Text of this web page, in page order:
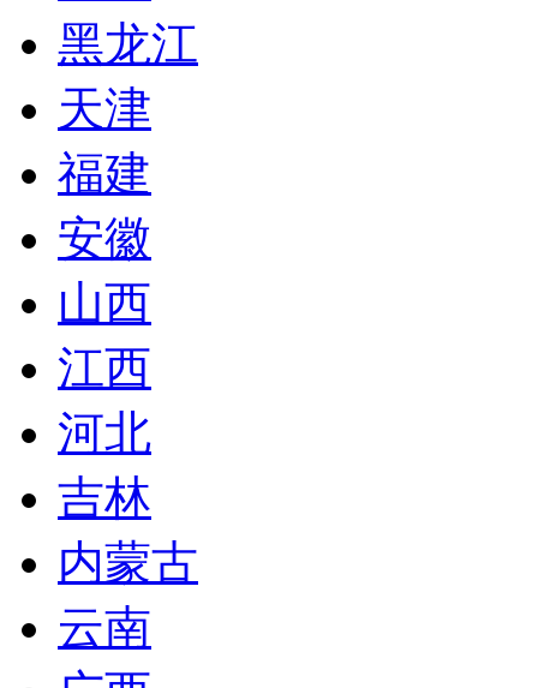
黑龙江
天津
福建
安徽
山西
江西
河北
吉林
内蒙古
云南